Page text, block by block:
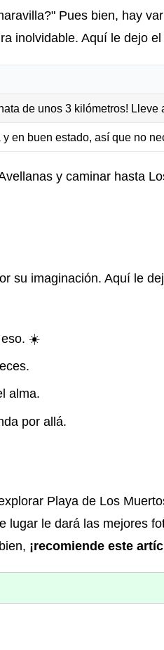
Pues bien, hay
inolvidable. Aquí le dejo
de unos 3 kilómetros! Lleve
en buen estado, así que no
y caminar hasta
su imaginación. Aquí le
eso. ☀️
alma.
por allá.
Playa de Los
lugar le dará las mejores
¡recomiende este